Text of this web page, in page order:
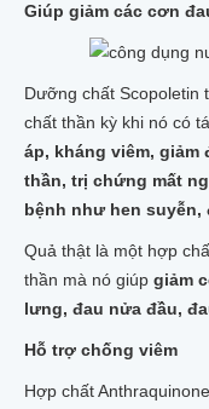
Giúp giảm các cơn
Dưỡng chất Scopoletin
chất thần kỳ khi nó có
áp, kháng viêm, giảm
thần, trị chứng mất
bệnh như hen suyễn,
Quả thật là một hợp
thần mà nó giúp giảm
lưng, đau nửa đầu,
Hỗ trợ chống viêm
Hợp chất